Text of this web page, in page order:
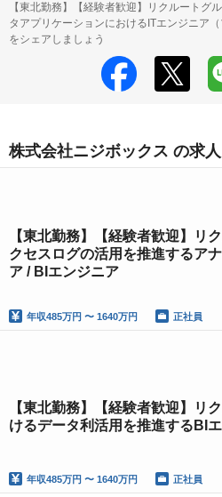
【東北勤務】【経験者歓迎】リクルートグ
タアプリケーションにおけるITエンジニア
をシェアしましょう
株式会社ニジボックス の求人
【東北勤務】【経験者歓迎】リ
クセスログの活用を推進するア
ア / BIエンジニア
年収485万円 〜 1640万円 正社員
【東北勤務】【経験者歓迎】リ
けるデータ利活用を推進するBI
年収485万円 〜 1640万円 正社員